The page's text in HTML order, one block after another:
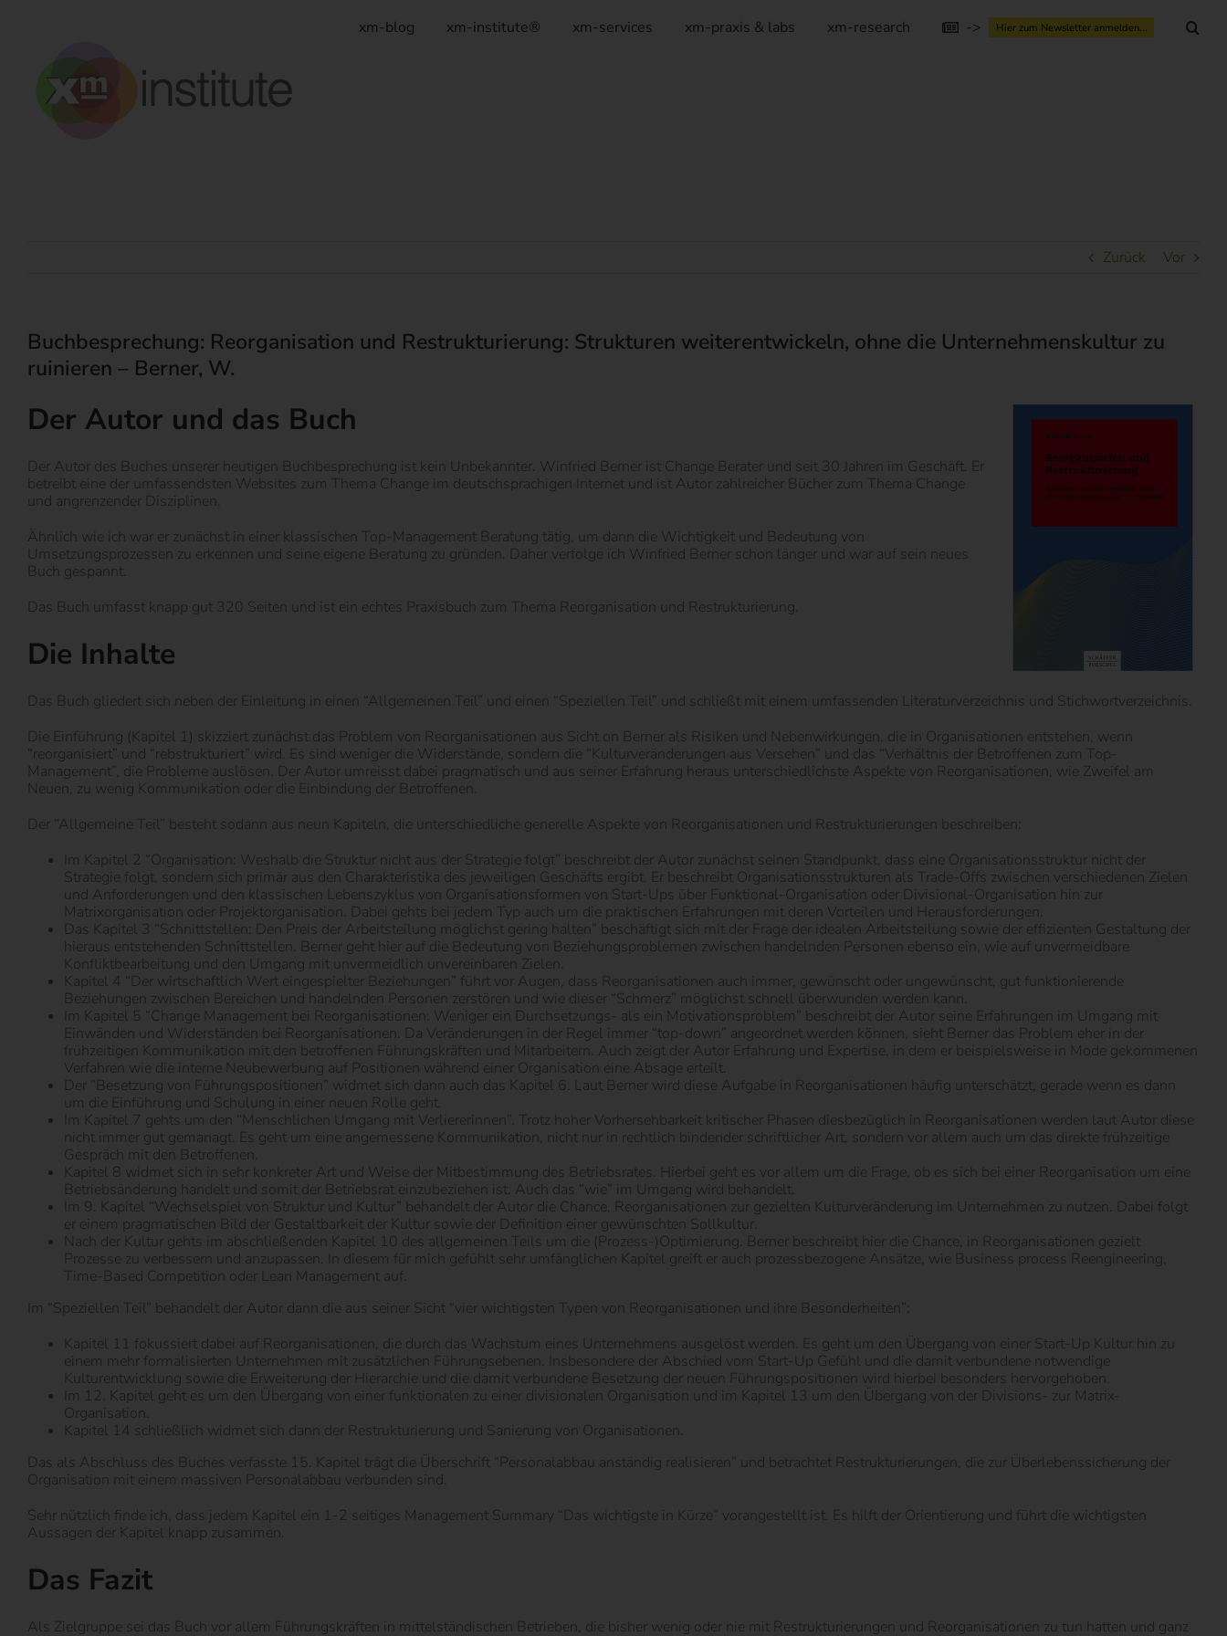
xm-blog xm-institute® xm-services xm-praxis & labs xm-research -> Hier zum Newsletter anmelden...
Zurück Vor
Buchbesprechung: Reorganisation und Restrukturierung: Strukturen weiterentwickeln, ohne die Unternehmenskultur zu
ruinieren – Berner, W.
Der Autor und das Buch
Der Autor des Buches unserer heutigen Buchbesprechung ist kein Unbekannter. Winfried Berner ist Change Berater und seit 30 Jahren im Geschäft. Er
betreibt eine der umfassendsten Websites zum Thema Change im deutschsprachigen Internet und ist Autor zahlreicher Bücher zum Thema Change
und angrenzender Disziplinen.
Ähnlich wie ich war er zunächst in einer klassischen Top-Management Beratung tätig, um dann die Wichtigkeit und Bedeutung von
Umsetzungsprozessen zu erkennen und seine eigene Beratung zu gründen. Daher verfolge ich Winfried Berner schon länger und war auf sein neues
Buch gespannt.
Das Buch umfasst knapp gut 320 Seiten und ist ein echtes Praxisbuch zum Thema Reorganisation und Restrukturierung.
Die Inhalte
Das Buch gliedert sich neben der Einleitung in einen “Allgemeinen Teil” und einen “Speziellen Teil” und schließt mit einem umfassenden Literaturverzeichnis und Stichwortverzeichnis.
Die Einführung (Kapitel 1) skizziert zunächst das Problem von Reorganisationen aus Sicht on Berner als Risiken und Nebenwirkungen, die in Organisationen entstehen, wenn
“reorganisiert” und “rebstrukturiert” wird. Es sind weniger die Widerstände, sondern die “Kulturveränderungen aus Versehen” und das “Verhältnis der Betroffenen zum Top-
Management”, die Probleme auslösen. Der Autor umreisst dabei pragmatisch und aus seiner Erfahrung heraus unterschiedlichste Aspekte von Reorganisationen, wie Zweifel am
Neuen, zu wenig Kommunikation oder die Einbindung der Betroffenen.
Der “Allgemeine Teil” besteht sodann aus neun Kapiteln, die unterschiedliche generelle Aspekte von Reorganisationen und Restrukturierungen beschreiben:
Im Kapitel 2 “Organisation: Weshalb die Struktur nicht aus der Strategie folgt” beschreibt der Autor zunächst seinen Standpunkt, dass eine Organisationsstruktur nicht der
Strategie folgt, sondern sich primär aus den Charakteristika des jeweiligen Geschäfts ergibt. Er beschreibt Organisationsstrukturen als Trade-Offs zwischen verschiedenen Zielen
und Anforderungen und den klassischen Lebenszyklus von Organisationsformen von Start-Ups über Funktional-Organisation oder Divisional-Organisation hin zur
Matrixorganisation oder Projektorganisation. Dabei gehts bei jedem Typ auch um die praktischen Erfahrungen mit deren Vorteilen und Herausforderungen.
Das Kapitel 3 “Schnittstellen: Den Preis der Arbeitsteilung möglichst gering halten” beschäftigt sich mit der Frage der idealen Arbeitsteilung sowie der effizienten Gestaltung der
hieraus entstehenden Schnittstellen. Berner geht hier auf die Bedeutung von Beziehungsproblemen zwischen handelnden Personen ebenso ein, wie auf unvermeidbare
Konfliktbearbeitung und den Umgang mit unvermeidlich unvereinbaren Zielen.
Kapitel 4 “Der wirtschaftlich Wert eingespielter Beziehungen” führt vor Augen, dass Reorganisationen auch immer, gewünscht oder ungewünscht, gut funktionierende
Beziehungen zwischen Bereichen und handelnden Personen zerstören und wie dieser “Schmerz” möglichst schnell überwunden werden kann.
Im Kapitel 5 “Change Management bei Reorganisationen: Weniger ein Durchsetzungs- als ein Motivationsproblem” beschreibt der Autor seine Erfahrungen im Umgang mit
Einwänden und Widerständen bei Reorganisationen. Da Veränderungen in der Regel immer “top-down” angeordnet werden können, sieht Berner das Problem eher in der
frühzeitigen Kommunikation mit den betroffenen Führungskräften und Mitarbeitern. Auch zeigt der Autor Erfahrung und Expertise, in dem er beispielsweise in Mode gekommenen
Verfahren wie die interne Neubewerbung auf Positionen während einer Organisation eine Absage erteilt.
Der “Besetzung von Führungspositionen” widmet sich dann auch das Kapitel 6. Laut Berner wird diese Aufgabe in Reorganisationen häufig unterschätzt, gerade wenn es dann
um die Einführung und Schulung in einer neuen Rolle geht.
Im Kapitel 7 gehts um den “Menschlichen Umgang mit Verliererinnen”. Trotz hoher Vorhersehbarkeit kritischer Phasen diesbezüglich in Reorganisationen werden laut Autor diese
nicht immer gut gemanagt. Es geht um eine angemessene Kommunikation, nicht nur in rechtlich bindender schriftlicher Art, sondern vor allem auch um das direkte frühzeitige
Gespräch mit den Betroffenen.
Kapitel 8 widmet sich in sehr konkreter Art und Weise der Mitbestimmung des Betriebsrates. Hierbei geht es vor allem um die Frage, ob es sich bei einer Reorganisation um eine
Betriebsänderung handelt und somit der Betriebsrat einzubeziehen ist. Auch das “wie” im Umgang wird behandelt.
Im 9. Kapitel “Wechselspiel von Struktur und Kultur” behandelt der Autor die Chance, Reorganisationen zur gezielten Kulturveränderung im Unternehmen zu nutzen. Dabei folgt
er einem pragmatischen Bild der Gestaltbarkeit der Kultur sowie der Definition einer gewünschten Sollkultur.
Nach der Kultur gehts im abschließenden Kapitel 10 des allgemeinen Teils um die (Prozess-)Optimierung. Berner beschreibt hier die Chance, in Reorganisationen gezielt
Prozesse zu verbessern und anzupassen. In diesem für mich gefühlt sehr umfänglichen Kapitel greift er auch prozessbezogene Ansätze, wie Business process Reengineering,
Time-Based Competition oder Lean Management auf.
Im “Speziellen Teil” behandelt der Autor dann die aus seiner Sicht “vier wichtigsten Typen von Reorganisationen und ihre Besonderheiten”:
Kapitel 11 fokussiert dabei auf Reorganisationen, die durch das Wachstum eines Unternehmens ausgelöst werden. Es geht um den Übergang von einer Start-Up Kultur hin zu
einem mehr formalisierten Unternehmen mit zusätzlichen Führungsebenen. Insbesondere der Abschied vom Start-Up Gefühl und die damit verbundene notwendige
Kulturentwicklung sowie die Erweiterung der Hierarchie und die damit verbundene Besetzung der neuen Führungspositionen wird hierbei besonders hervorgehoben.
Im 12. Kapitel geht es um den Übergang von einer funktionalen zu einer divisionalen Organisation und im Kapitel 13 um den Übergang von der Divisions- zur Matrix-
Organisation.
Kapitel 14 schließlich widmet sich dann der Restrukturierung und Sanierung von Organisationen.
Das als Abschluss des Buches verfasste 15. Kapitel trägt die Überschrift “Personalabbau anständig realisieren” und betrachtet Restrukturierungen, die zur Überlebenssicherung der
Organisation mit einem massiven Personalabbau verbunden sind.
Sehr nützlich finde ich, dass jedem Kapitel ein 1-2 seitiges Management Summary “Das wichtigste in Kürze” vorangestellt ist. Es hilft der Orientierung und führt die wichtigsten
Aussagen der Kapitel knapp zusammen.
Das Fazit
Als Zielgruppe sei das Buch vor allem Führungskräften in mittelständischen Betrieben, die bisher wenig oder nie mit Restrukturierungen und Reorganisationen zu tun hatten und ganz